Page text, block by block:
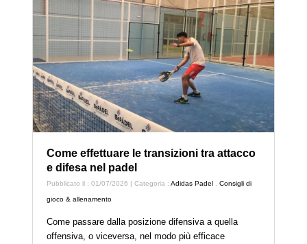
Come effettuare le transizioni tra attacco
e difesa nel padel
Pubblicato il : 01/07/2026 | Categoria :Adidas Padel ,Consigli di
gioco & allenamento
Come passare dalla posizione difensiva a quella
offensiva, o viceversa, nel modo più efficace